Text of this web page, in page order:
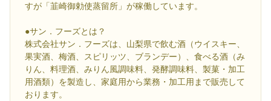
すが「韮崎御勅使蒸留所」が稼働しています。
●サン．フーズとは？
株式会社サン．フーズは、山梨県で飲む酒（ウイスキー、
果実酒、梅酒、スピリッツ、ブランデー）、食べる酒（み
りん、料理酒、みりん風調味料、発酵調味料、製菓・加工
用酒類）を製造し、家庭用から業務・加工用まで販売して
おります。